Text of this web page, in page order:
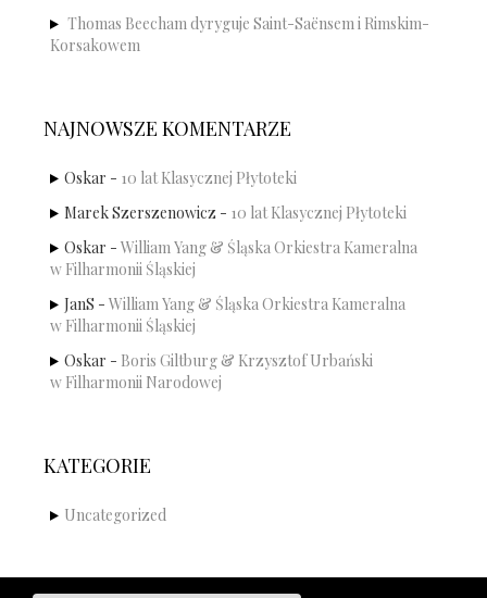
Thomas Beecham dyryguje Saint-Saënsem i Rimskim-
Korsakowem
NAJNOWSZE KOMENTARZE
Oskar - 10 lat Klasycznej Płytoteki
Marek Szerszenowicz - 10 lat Klasycznej Płytoteki
Oskar - William Yang & Śląska Orkiestra Kameralna
w Filharmonii Śląskiej
JanS - William Yang & Śląska Orkiestra Kameralna
w Filharmonii Śląskiej
Oskar - Boris Giltburg & Krzysztof Urbański
w Filharmonii Narodowej
KATEGORIE
Uncategorized